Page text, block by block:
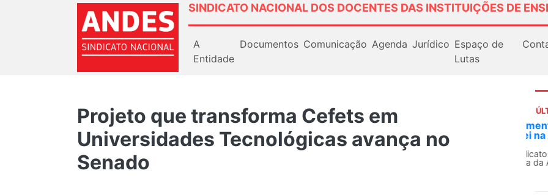
SINDICATO NACIONAL DOS DOCENTES DAS INSTITUIÇÕES DE
A
Entidade
Documentos Comunicação Agenda Jurídico Espaço de
Lutas
Projeto que transforma Cefets em
Universidades Tecnológicas avança no
Senado
O